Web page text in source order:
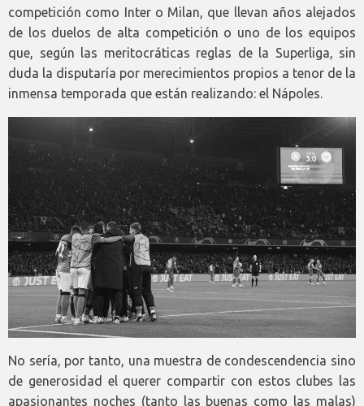
competición como Inter o Milan, que llevan años alejados
de los duelos de alta competición o uno de los equipos
que, según las meritocráticas reglas de la Superliga, sin
duda la disputaría por merecimientos propios a tenor de la
inmensa temporada que están realizando: el Nápoles.
No sería, por tanto, una muestra de condescendencia sino
de generosidad el querer compartir con estos clubes las
apasionantes noches (tanto las buenas como las malas)